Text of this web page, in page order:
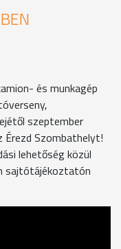
és munkagép
szeptember
Érezd Szombathelyt!
lehetőség közül
sajtótájékoztatón